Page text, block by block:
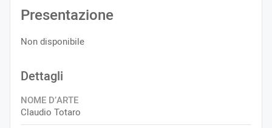
Presentazione
Non disponibile
Dettagli
NOME D’ARTE
Claudio Totaro